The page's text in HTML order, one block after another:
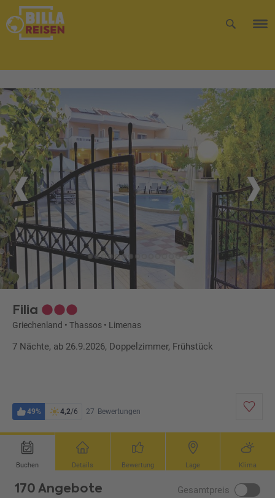
Filia
Griechenland • Thassos • Limenas
7 Nächte, ab 26.9.2026, Doppelzimmer, Frühstück
49% 4,2/6 27 Bewertungen
Buchen Details Bewertung Lage Klima
170 Angebote Gesamtpreis